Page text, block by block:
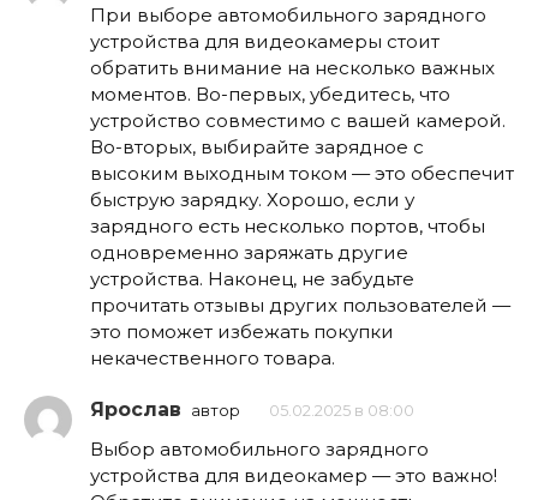
При выборе автомобильного зарядного
устройства для видеокамеры стоит
обратить внимание на несколько важных
моментов. Во-первых, убедитесь, что
устройство совместимо с вашей камерой.
Во-вторых, выбирайте зарядное с
высоким выходным током — это обеспечит
быструю зарядку. Хорошо, если у
зарядного есть несколько портов, чтобы
одновременно заряжать другие
устройства. Наконец, не забудьте
прочитать отзывы других пользователей —
это поможет избежать покупки
некачественного товара.
Ярослав автор 05.02.2025 в 08:00
Выбор автомобильного зарядного
устройства для видеокамер — это важно!